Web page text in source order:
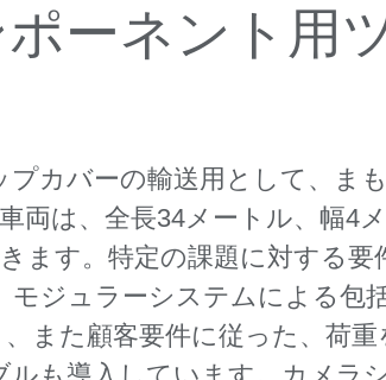
ーネント用
カバーの輸送用として、ま
は、全長34メートル、幅4メ
ます。特定の課題に対する要
ジュラーシステムによる包
また顧客要件に従った、荷重